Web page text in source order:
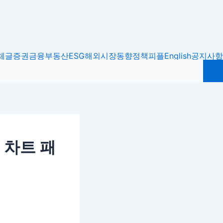
글증권금융부동산ESG해외시장동향정책피플English공지사항
트 패